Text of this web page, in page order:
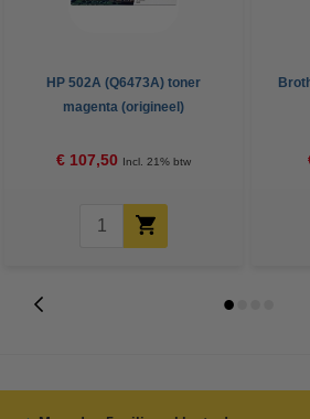
HP 502A (Q6473A) toner
magenta (origineel)
€ 107,50 Incl. 21% btw